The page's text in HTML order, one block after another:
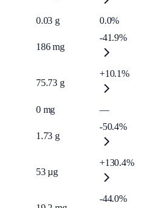
0.03 g 0.0%
186 mg
-41.9%
75.73 g
+10.1%
0 mg
—
1.73 g
-50.4%
53 µg
+130.4%
-44.0%